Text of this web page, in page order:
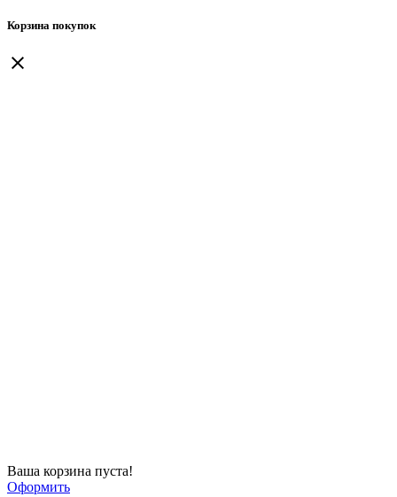
Корзина покупок
Ваша корзина пуста!
Оформить